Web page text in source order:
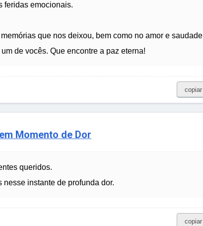
feridas emocionais.
que nos deixou, bem como no amor e saudade
de vocês. Que encontre a paz eterna!
copiar
Momento de Dor
queridos.
instante de profunda dor.
copiar